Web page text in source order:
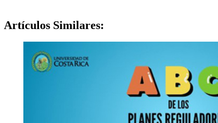
Artículos Similares: